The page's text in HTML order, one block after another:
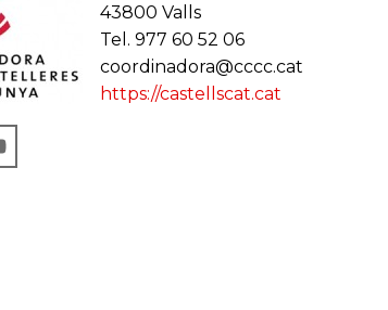
43800 Valls
Tel. 977 60 52 06
coordinadora@cccc.cat
https://castellscat.cat